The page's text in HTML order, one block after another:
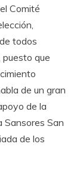
Comité
todos
puesto que
de un gran
de la
Sansores San
de los